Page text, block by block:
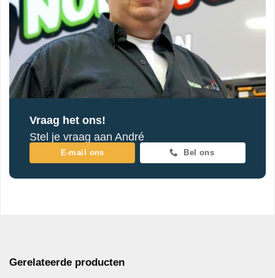
Vraag het ons!
Stel je vraag aan André
E-mail ons Bel ons
Gerelateerde producten